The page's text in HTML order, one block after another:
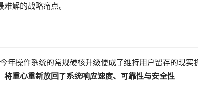
解的战略痛点。
年操作系统的常规硬核升级便成了维持用户留存的现实
重心重新放回了系统响应速度、可靠性与安全性